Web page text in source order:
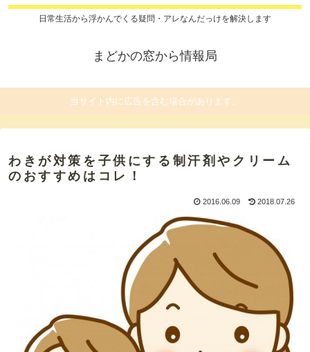
日常生活から浮かんでくる疑問・アレなんだっけを解決します
まどかの窓から情報局
当サイト内に広告を含む場合があります。
わきが対策を子供にする制汗剤やクリーム
のおすすめはコレ！
2016.06.09 2018.07.26